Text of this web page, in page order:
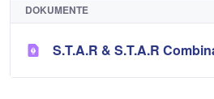
DOKUMENTE
S.T.A.R & S.T.A.R